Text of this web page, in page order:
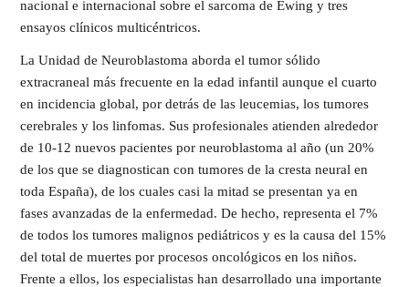
nacional e internacional sobre el sarcoma de Ewing y tres
ensayos clínicos multicéntricos.
La Unidad de Neuroblastoma aborda el tumor sólido
extracraneal más frecuente en la edad infantil aunque el cuarto
en incidencia global, por detrás de las leucemias, los tumores
cerebrales y los linfomas. Sus profesionales atienden alrededor
de 10-12 nuevos pacientes por neuroblastoma al año (un 20%
de los que se diagnostican con tumores de la cresta neural en
toda España), de los cuales casi la mitad se presentan ya en
fases avanzadas de la enfermedad. De hecho, representa el 7%
de todos los tumores malignos pediátricos y es la causa del 15%
del total de muertes por procesos oncológicos en los niños.
Frente a ellos, los especialistas han desarrollado una importante